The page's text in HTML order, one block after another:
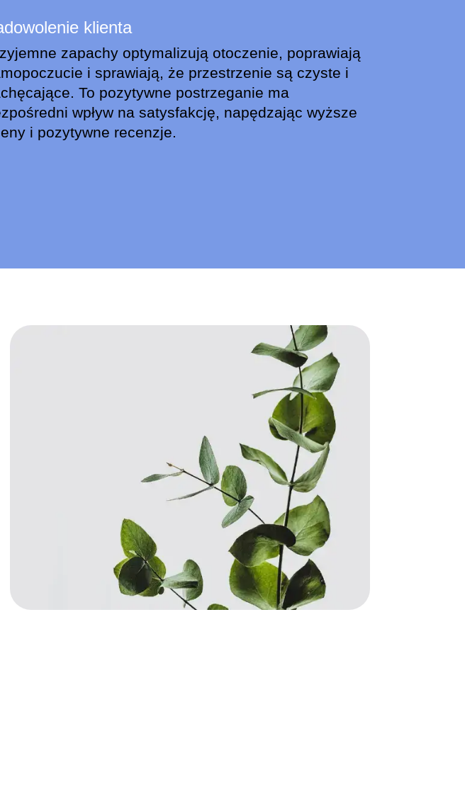
klienta
zapachy optymalizują otoczenie, poprawiają
i sprawiają, że przestrzenie są czyste i
To pozytywne postrzeganie ma
wpływ na satysfakcję, napędzając wyższe
i pozytywne recenzje.